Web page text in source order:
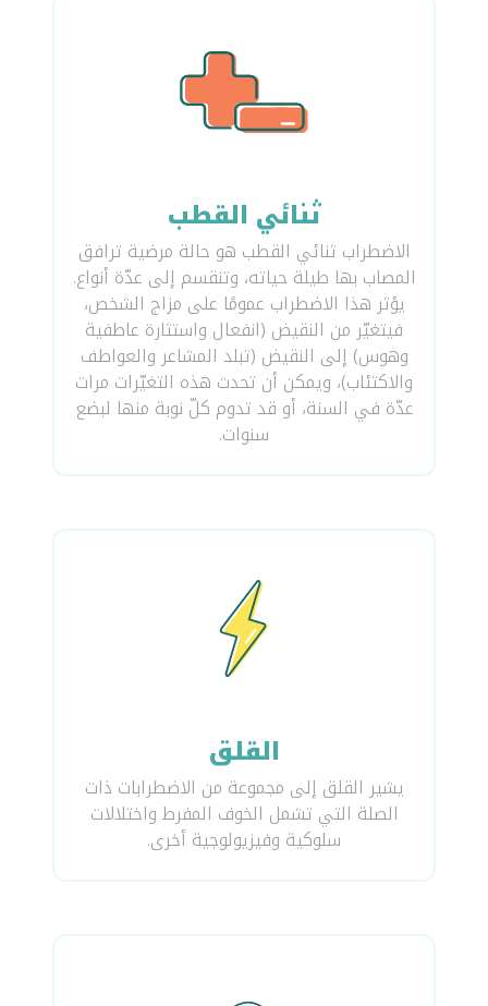
ثنائي القطب
الاضطراب ثنائي القطب هو حالة مرضية ترافق
المصاب بها طيلة حياته، وتنقسم إلى عدّة أنواع.
يؤثر هذا الاضطراب عمومًا على مزاج الشخص،
فيتغيّر من النقيض (انفعال واستثارة عاطفية
وهوس) إلى النقيض (تبلد المشاعر والعواطف
والاكتئاب)، ويمكن أن تحدث هذه التغيّرات مرات
عدّة في السنة، أو قد تدوم كلّ نوبة منها لبضع
سنوات.
القلق
يشير القلق إلى مجموعة من الاضطرابات ذات
الصلة التي تشمل الخوف المفرط واختلالات
سلوكية وفيزيولوجية أخرى.